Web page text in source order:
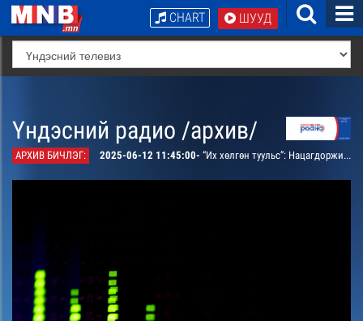
ШУУД
CHART
Үндэсний радио /архив/
АРХИВ БИЧЛЭГ: 2025-06-12 11:45:00- “Их хөлгөн туульс”: Нацагдоржийн шагналт, зохиолч Намсрайн Банзрагчийн “Зам” романыг АЖ Гомбын Равдангийн уран уншлагаар сонсгоно. /давтана/